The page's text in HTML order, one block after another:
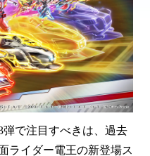
で注目すべきは、過去
ライダー電王の新登場ス